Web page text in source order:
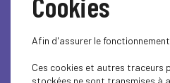
Afin d'assurer le
Ces cookies et autres traceurs
stockées ne sont transmises à